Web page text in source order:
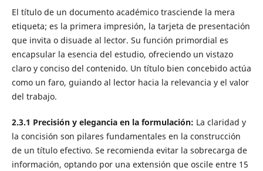
El título de un documento académico trasciende la mera
etiqueta; es la primera impresión, la tarjeta de presentación
que invita o disuade al lector. Su función primordial es
encapsular la esencia del estudio, ofreciendo un vistazo
claro y conciso del contenido. Un título bien concebido actúa
como un faro, guiando al lector hacia la relevancia y el valor
del trabajo.
2.3.1 Precisión y elegancia en la formulación: La claridad y
la concisión son pilares fundamentales en la construcción
de un título efectivo. Se recomienda evitar la sobrecarga de
información, optando por una extensión que oscile entre 15